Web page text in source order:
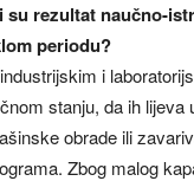
rezultat naučno-
periodu?
i
stanju, da ih
obrade ili
Zbog malog